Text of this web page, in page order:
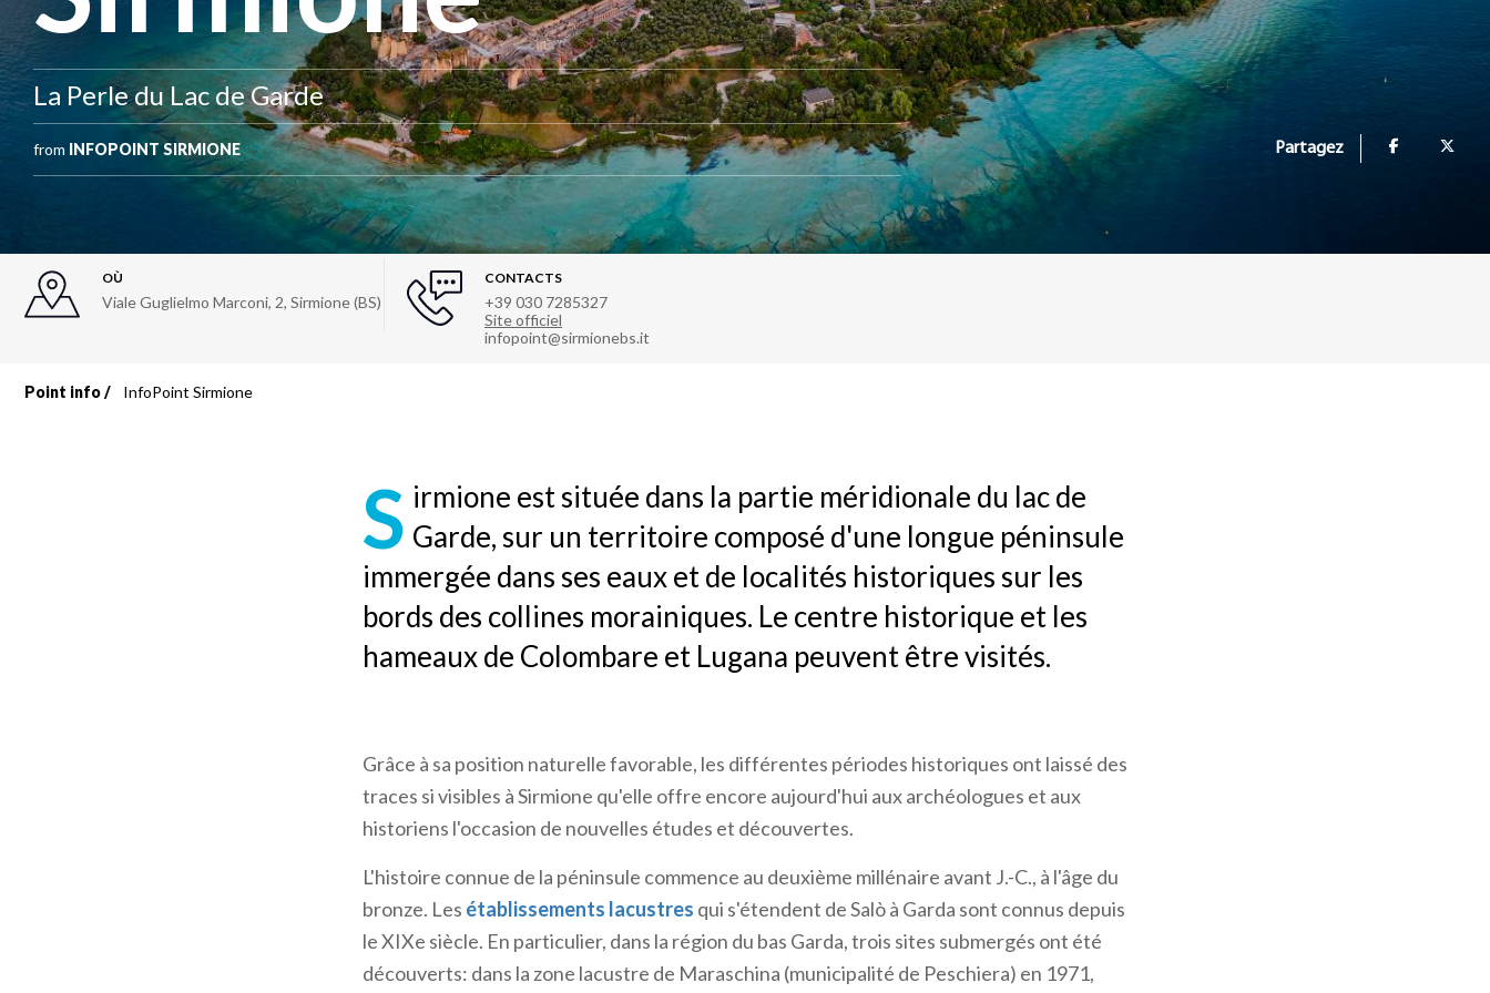
La Perle du Lac de Garde
from INFOPOINT SIRMIONE Partagez
OÙ
Viale Guglielmo Marconi, 2, Sirmione (BS)
CONTACTS
+39 030 7285327
Site officiel
infopoint@sirmionebs.it
Point info InfoPoint Sirmione
S irmione est située dans la partie méridionale du lac de
Garde, sur un territoire composé d'une longue péninsule
immergée dans ses eaux et de localités historiques sur les
bords des collines morainiques. Le centre historique et les
hameaux de Colombare et Lugana peuvent être visités.
Grâce à sa position naturelle favorable, les différentes périodes historiques ont laissé des
traces si visibles à Sirmione qu'elle offre encore aujourd'hui aux archéologues et aux
historiens l'occasion de nouvelles études et découvertes.
L'histoire connue de la péninsule commence au deuxième millénaire avant J.-C., à l'âge du
bronze. Les établissements lacustres qui s'étendent de Salò à Garda sont connus depuis
le XIXe siècle. En particulier, dans la région du bas Garda, trois sites submergés ont été
découverts: dans la zone lacustre de Maraschina (municipalité de Peschiera) en 1971,